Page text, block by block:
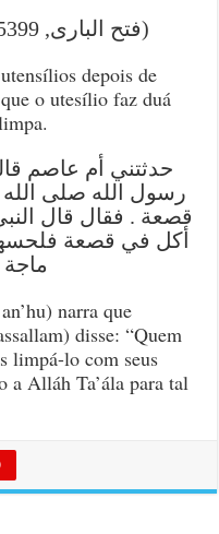
(فتح البارى, 5399) (عمدة القارى, 5398)
depois de
o utesílio faz duá
حدثتني أم عاصم
رسول الله صلى
قصعة . فقال قال
أكل في قصعة
ماجة
narra que
disse: “Quem
limpá-lo com seus
a Alláh Ta’ála para tal